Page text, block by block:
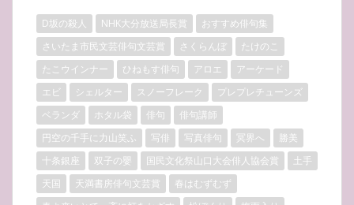
D坂の殺人 NHK大分放送局長賞
おすすめ俳句集
さいたま市民文芸俳句文芸賞
さくらんぼ
たけのこ
たこウインナー
ひねもす俳句 アロエ
アーケード
エビ
シェルター スノーフレーク
プレプレチューンズ
ベランダ
ホタル袋 俳句
俳句講師
円空の千手に力山笑ふ
写俳 写真俳句 冥界へ
勝美
十条銀座
双子の嬰 国民文化祭山口大会俳人協会賞
土手
天国
天満書房俳句文芸賞
春はむずむず